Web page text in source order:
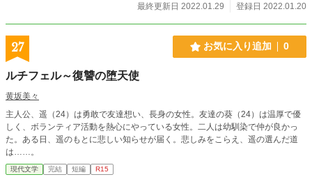
最終更新日 2022.01.29
登録日 2022.01.20
27 お気に入り追加 0
ルチフェル～復讐の堕天使
黄坂美々
主人公、遥（24）は勇敢で友達想い、長身の女性。友達の葵（24）は温厚で優
しく、ボランティア活動を熱心にやっている女性。二人は幼馴染で仲が良かっ
た。ある日、遥のもとに悲しい知らせが届く。悲しみをこらえ、遥の選んだ道
は……。
現代文学 完結 短編 R15